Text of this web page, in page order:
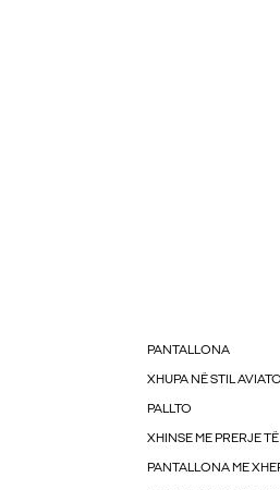
PANTALLONA
XHUPA NË STIL
PALLTO
XHINSE ME PRERJE
PANTALLONA ME